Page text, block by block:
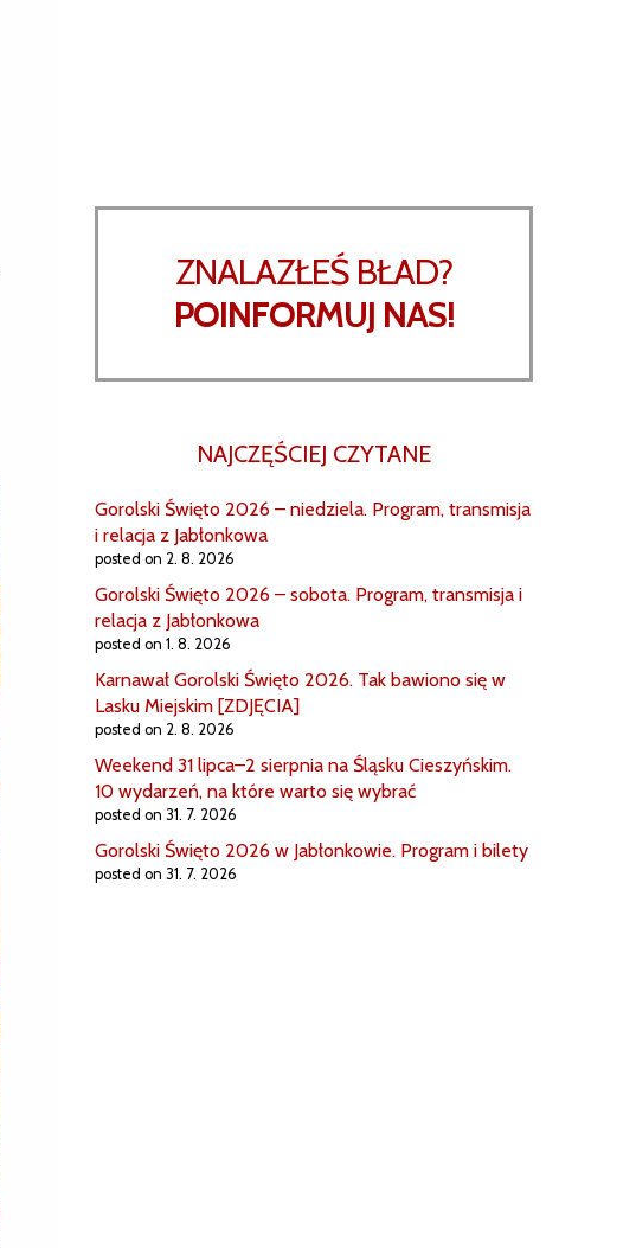
ZNALAZŁEŚ BŁAD?
POINFORMUJ NAS!
NAJCZĘŚCIEJ CZYTANE
Gorolski Święto 2026 – niedziela. Program, transmisja
i relacja z Jabłonkowa
posted on 2. 8. 2026
Gorolski Święto 2026 – sobota. Program, transmisja i
relacja z Jabłonkowa
posted on 1. 8. 2026
Karnawał Gorolski Święto 2026. Tak bawiono się w
Lasku Miejskim [ZDJĘCIA]
posted on 2. 8. 2026
Weekend 31 lipca–2 sierpnia na Śląsku Cieszyńskim.
10 wydarzeń, na które warto się wybrać
posted on 31. 7. 2026
Gorolski Święto 2026 w Jabłonkowie. Program i bilety
posted on 31. 7. 2026